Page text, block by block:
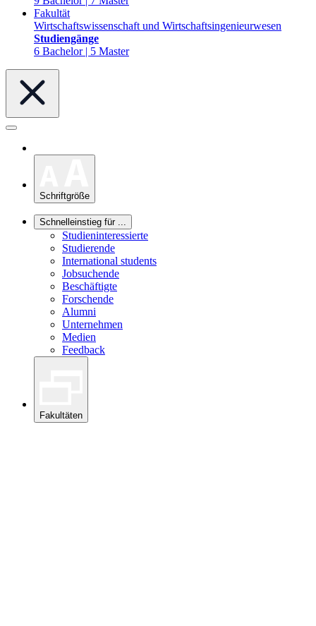
Fakultät
Wirtschaftswissenschaft und Wirtschaftsingenieurwesen
Studiengänge
6 Bachelor | 5 Master
Schriftgröße
Schnelleinstieg für ...
Studieninteressierte
Studierende
International students
Jobsuchende
Beschäftigte
Forschende
Alumni
Unternehmen
Medien
Feedback
Fakultäten